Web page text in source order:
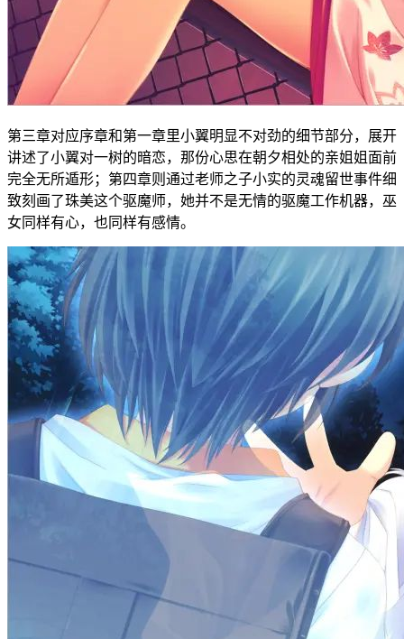
第三章对应序章和第一章里小翼明显不对劲的细节部分，展开
讲述了小翼对一树的暗恋，那份心思在朝夕相处的亲姐姐面前
完全无所遁形；第四章则通过老师之子小实的灵魂留世事件细
致刻画了珠美这个驱魔师，她并不是无情的驱魔工作机器，巫
女同样有心，也同样有感情。